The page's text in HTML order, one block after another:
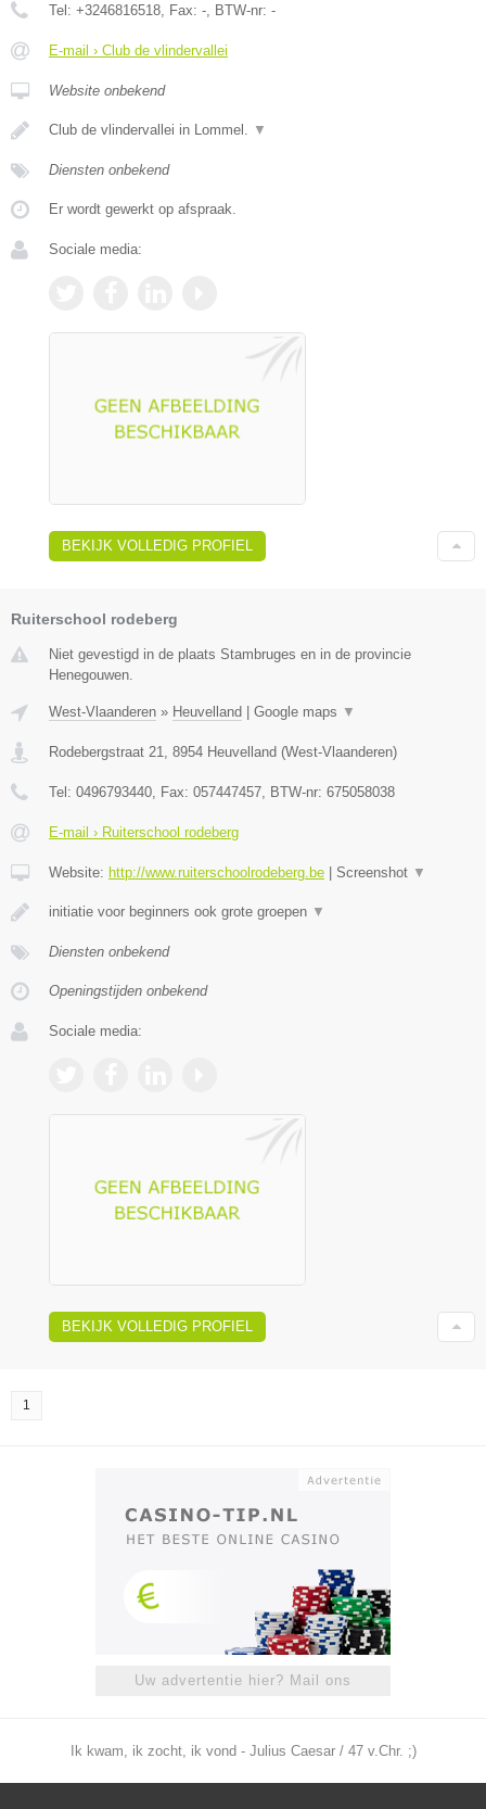
Tel: +3246816518 , Fax: - , BTW-nr: -
E-mail › Club de vlindervallei
Website onbekend
Club de vlindervallei in Lommel. ▼
Diensten onbekend
Er wordt gewerkt op afspraak.
Sociale media:
BEKIJK VOLLEDIG PROFIEL
Ruiterschool rodeberg
Niet gevestigd in de plaats Stambruges en in de provincie
Henegouwen.
West-Vlaanderen » Heuvelland | Google maps ▼
Rodebergstraat 21 8954 Heuvelland (West-Vlaanderen)
Tel: 0496793440 , Fax: 057447457 , BTW-nr: 675058038
E-mail › Ruiterschool rodeberg
Website: http://www.ruiterschoolrodeberg.be | Screenshot ▼
initiatie voor beginners ook grote groepen ▼
Diensten onbekend
Openingstijden onbekend
Sociale media:
BEKIJK VOLLEDIG PROFIEL
1
Uw advertentie hier? Mail ons
Ik kwam, ik zocht, ik vond - Julius Caesar / 47 v.Chr. ;)